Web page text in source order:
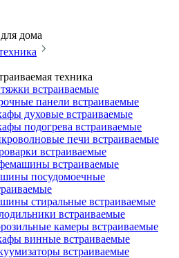
дома
техника
встраиваемые
панели встраиваемые
духовые встраиваемые
подогрева встраиваемые
печи встраиваемые
встраиваемые
встраиваемые
посудомоечные
стиральные встраиваемые
встраиваемые
камеры встраиваемые
винные встраиваемые
встраиваемые